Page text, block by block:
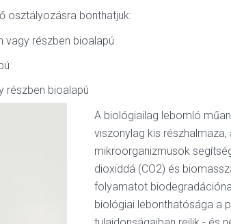
osztályozásra bonthatjuk:
vagy részben bioalapú
részben bioalapú
A biológiailag lebomló
viszonylag kis
mikroorganizmusok
dioxiddá (CO2) és
folyamatot
biológiai lebonthatósága a